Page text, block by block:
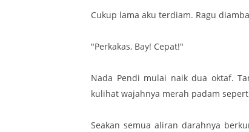
Cukup lama aku terdiam. Ragu
"Perkakas, Bay! Cepat!"
Nada Pendi mulai naik dua oktaf.
kulihat wajahnya merah padam
Seakan semua aliran darahnya